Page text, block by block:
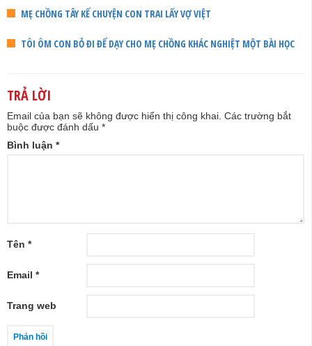
MẸ CHỒNG TÂY KỂ CHUYỆN CON TRAI LẤY VỢ VIỆT
TÔI ÔM CON BỎ ĐI ĐỂ DẠY CHO MẸ CHỒNG KHÁC NGHIỆT MỘT BÀI HỌC
TRẢ LỜI
Email của bạn sẽ không được hiển thị công khai. Các trường bắt
buộc được đánh dấu *
Bình luận *
Tên *
Email *
Trang web